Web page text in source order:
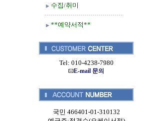
수집/취미
**예약서적**
Tel: 010-4238-7980
E-mail 문의
국민 466401-01-310132